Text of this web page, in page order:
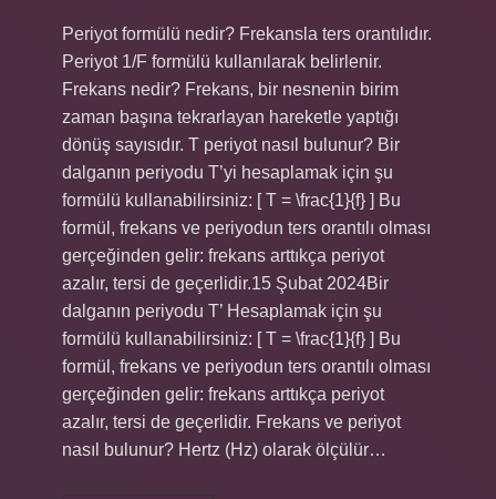
Periyot formülü nedir? Frekansla ters orantılıdır.
Periyot 1/F formülü kullanılarak belirlenir.
Frekans nedir? Frekans, bir nesnenin birim
zaman başına tekrarlayan hareketle yaptığı
dönüş sayısıdır. T periyot nasıl bulunur? Bir
dalganın periyodu T’yi hesaplamak için şu
formülü kullanabilirsiniz: [ T = \frac{1}{f} ] Bu
formül, frekans ve periyodun ters orantılı olması
gerçeğinden gelir: frekans arttıkça periyot
azalır, tersi de geçerlidir.15 Şubat 2024Bir
dalganın periyodu T’ Hesaplamak için şu
formülü kullanabilirsiniz: [ T = \frac{1}{f} ] Bu
formül, frekans ve periyodun ters orantılı olması
gerçeğinden gelir: frekans arttıkça periyot
azalır, tersi de geçerlidir. Frekans ve periyot
nasıl bulunur? Hertz (Hz) olarak ölçülür…